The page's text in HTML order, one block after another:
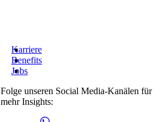
Karriere
Benefits
Jobs
Folge unseren Social Media-Kanälen für
mehr Insights: